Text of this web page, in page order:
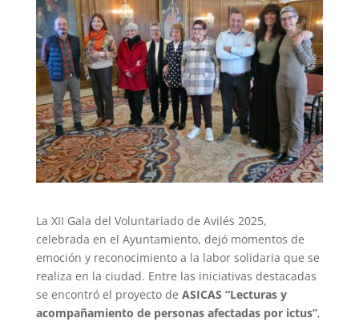
La XII Gala del Voluntariado de Avilés 2025,
celebrada en el Ayuntamiento, dejó momentos de
emoción y reconocimiento a la labor solidaria que se
realiza en la ciudad. Entre las iniciativas destacadas
se encontró el proyecto de ASICAS “Lecturas y
acompañamiento de personas afectadas por ictus”,